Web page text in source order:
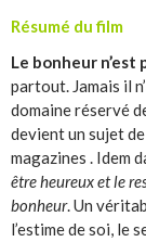
Résumé du film
Le bonheur n’est
partout. Jamais il
domaine réservé
devient un sujet
magazines . Idem
être heureux et le
bonheur.Un
l’estime de soi, le